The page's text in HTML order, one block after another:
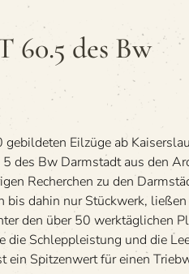
60.5 des Bw
Eil­züge ab
des Bw Darm­stadt aus den
Recher­chen zu den
dahin nur Stück­werk,
den über 50 werk­täg­li­chen
die Schlepp­leis­tung und die
ein Spit­zen­wert für einen